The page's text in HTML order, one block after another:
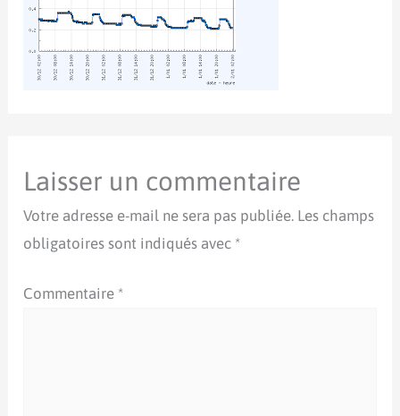
Laisser un commentaire
Votre adresse e-mail ne sera pas publiée. Les champs
obligatoires sont indiqués avec *
Commentaire *